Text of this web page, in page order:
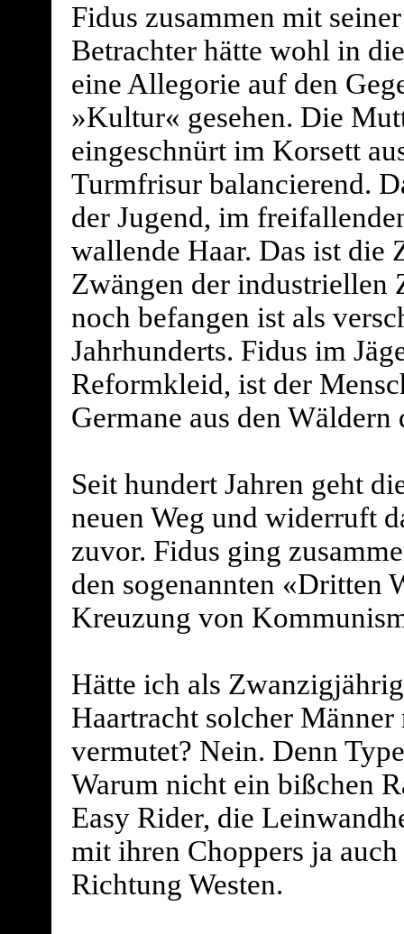
Fidus zusammen mit
Betrachter hätte wohl in
eine Allegorie auf den
»Kultur« gesehen. Die
eingeschnürt im Korsett
Turmfrisur balancierend.
der Jugend, im
wallende Haar. Das ist die
Zwängen der industriellen
noch befangen ist als
Jahrhunderts. Fidus im
Reformkleid, ist der
Germane aus den Wäldern
Seit hundert Jahren geht
neuen Weg und widerruft
zuvor. Fidus ging
den sogenannten «Dritten
Kreuzung von
Hätte ich als
Haartracht solcher
vermutet? Nein. Denn
Warum nicht ein bißchen
Easy Rider, die
mit ihren Choppers ja
Richtung Westen.